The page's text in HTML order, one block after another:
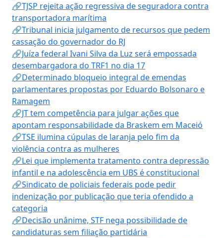
🔗TJSP rejeita ação regressiva de seguradora contra
transportadora marítima
🔗Tribunal inicia julgamento de recursos que pedem
cassação do governador do RJ
🔗Juíza federal Ivani Silva da Luz será empossada
desembargadora do TRF1 no dia 17
🔗Determinado bloqueio integral de emendas
parlamentares propostas por Eduardo Bolsonaro e
Ramagem
🔗JT tem competência para julgar ações que
apontam responsabilidade da Braskem em Maceió
🔗TSE ilumina cúpulas de laranja pelo fim da
violência contra as mulheres
🔗Lei que implementa tratamento contra depressão
infantil e na adolescência em UBS é constitucional
🔗Sindicato de policiais federais pode pedir
indenização por publicação que teria ofendido a
categoria
🔗Decisão unânime, STF nega possibilidade de
candidaturas sem filiação partidária